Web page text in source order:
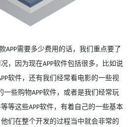
APP需要多少费用的话，我们重点要了
，因为现在APP软件包括很多，比如说
软件，还有我们经常看电影的一些视
一些购物APP软件，或者是我们经常玩
等这些APP软件，有着自己的一些基本
们在整个开发的过程当中就会非常的